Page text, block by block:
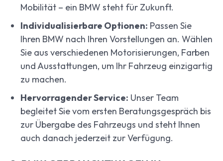
Mobilität – ein BMW steht für Zukunft.
Individualisierbare Optionen: Passen Sie
Ihren BMW nach Ihren Vorstellungen an. Wählen
Sie aus verschiedenen Motorisierungen, Farben
und Ausstattungen, um Ihr Fahrzeug einzigartig
zu machen.
Hervorragender Service: Unser Team
begleitet Sie vom ersten Beratungsgespräch bis
zur Übergabe des Fahrzeugs und steht Ihnen
auch danach jederzeit zur Verfügung.